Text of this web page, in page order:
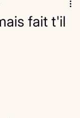
fait t'il